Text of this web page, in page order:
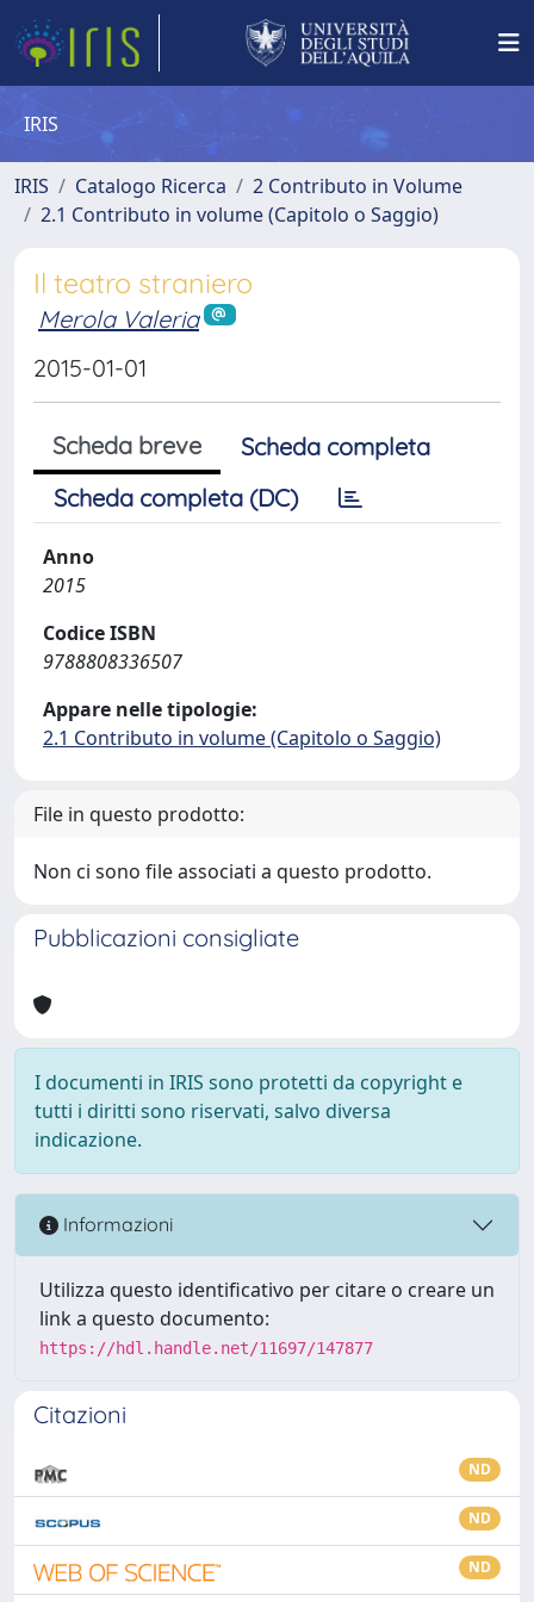
IRIS
IRIS Catalogo Ricerca
2 Contributo in Volume
2.1 Contributo in volume (Capitolo o Saggio)
Il teatro straniero
Merola Valeria
2015-01-01
Scheda breve
Scheda completa
Scheda completa (DC)
Anno
2015
Codice ISBN
9788808336507
Appare nelle tipologie:
2.1 Contributo in volume (Capitolo o Saggio)
File in questo prodotto:
Non ci sono file associati a questo prodotto.
Pubblicazioni consigliate
I documenti in IRIS sono protetti da copyright e
tutti i diritti sono riservati, salvo diversa
indicazione.
Informazioni
Utilizza questo identificativo per citare o creare un
link a questo documento:
https://hdl.handle.net/11697/147877
Citazioni
ND
ND
ND